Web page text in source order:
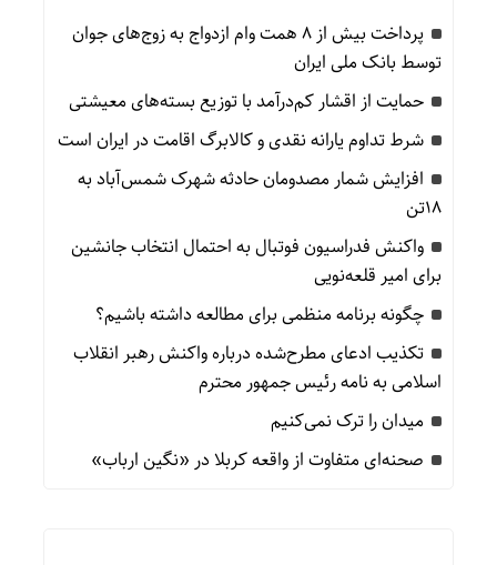
پرداخت بیش از ۸ همت وام ازدواج به زوج‌های جوان
توسط بانک ملی ایران
حمایت از اقشار کم‌درآمد با توزیع بسته‌های معیشتی
شرط تداوم یارانه نقدی و کالابرگ اقامت در ایران است
افزایش شمار مصدومان حادثه شهرک شمس‌آباد به
۱۸تن
واکنش فدراسیون فوتبال به احتمال انتخاب جانشین
برای امیر قلعه‌نویی
چگونه برنامه منظمی برای مطالعه داشته باشیم؟
تکذیب ادعای مطرح‌شده درباره واکنش رهبر انقلاب
اسلامی به نامه رئیس جمهور محترم
میدان را ترک نمی‌کنیم
صحنه‌ای متفاوت از واقعه کربلا در «نگین ارباب»